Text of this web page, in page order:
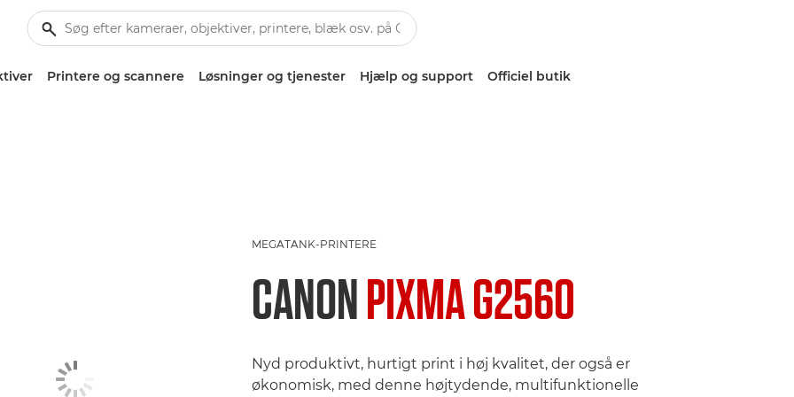
Printere og scannere Løsninger og tjenester Hjælp og support Officiel butik
MEGATANK-PRINTERE
CANONPIXMA G2560
Nyd produktivt, hurtigt print i høj kvalitet, der også er
økonomisk, med denne højtydende, multifunktionelle